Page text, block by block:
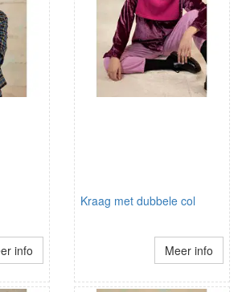
info
Kraag met dubbele col
Meer info